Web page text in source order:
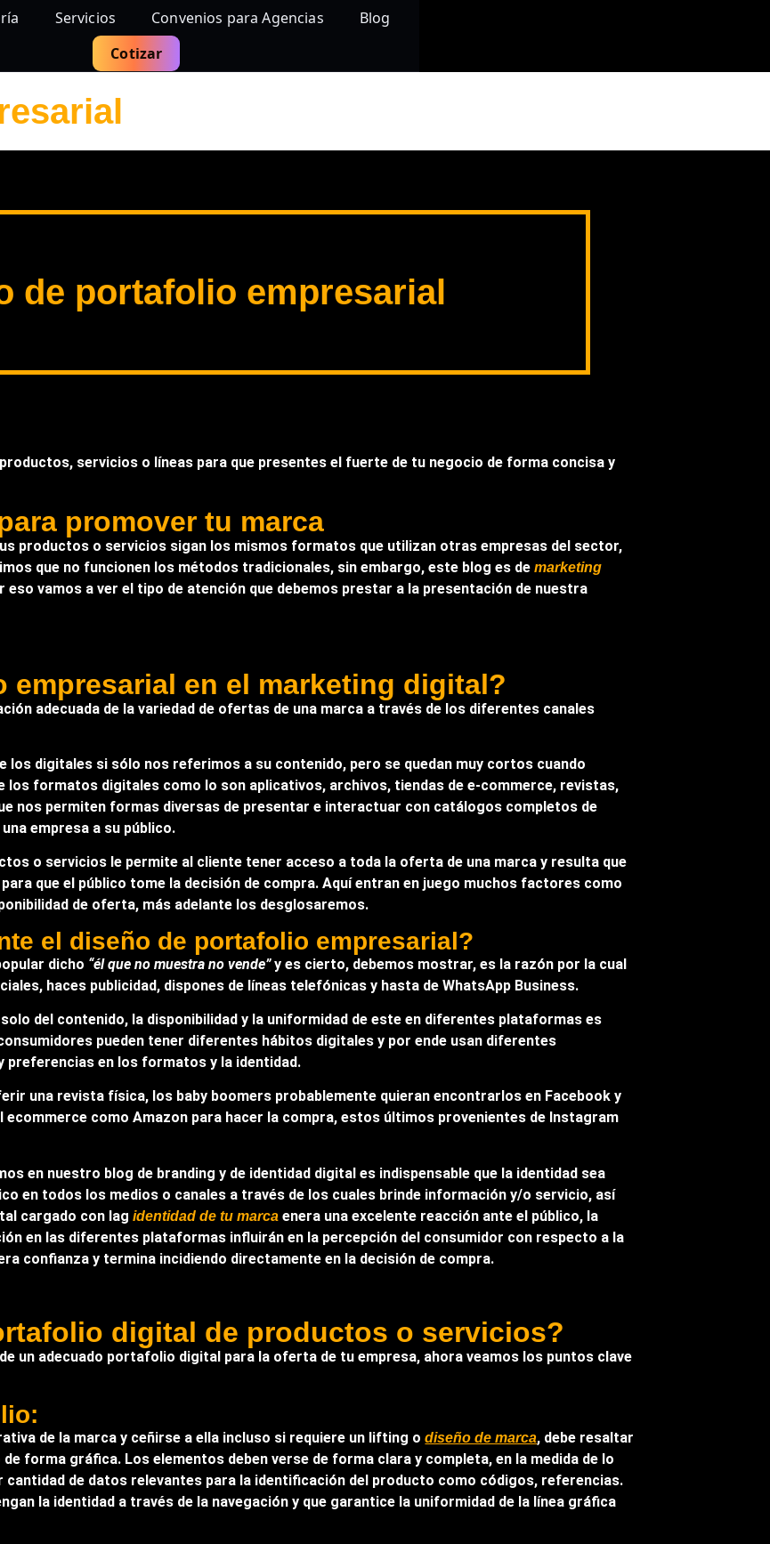
Servicios Convenios para Agencias
Blog
Cotizar
de portafolio empresarial
servicios o líneas para que presentes el fuerte de tu negocio de forma concisa y
promover tu marca
productos o servicios sigan los mismos formatos que utilizan otras empresas del sector,
que no funcionen los métodos tradicionales, sin embargo, este blog es demarketing
vamos a ver el tipo de atención que debemos prestar a la presentación de nuestra
empresarial en el marketing digital?
adecuada de la variedad de ofertas de una marca a través de los diferentes canales
digitales si sólo nos referimos a su contenido, pero se quedan muy cortos cuando
los formatos digitales como lo son aplicativos, archivos, tiendas de e-commerce, revistas,
nos permiten formas diversas de presentar e interactuar con catálogos completos de
empresa a su público.
o servicios le permite al cliente tener acceso a toda la oferta de una marca y resulta que
que el público tome la decisión de compra. Aquí entran en juego muchos factores como
de oferta, más adelante los desglosaremos.
el diseño de portafolio empresarial?
dicho “él que no muestra no vende”y es cierto, debemos mostrar, es la razón por la cual
haces publicidad, dispones de líneas telefónicas y hasta de WhatsApp Business.
del contenido, la disponibilidad y la uniformidad de este en diferentes plataformas es
pueden tener diferentes hábitos digitales y por ende usan diferentes
en los formatos y la identidad.
una revista física, los baby boomers probablemente quieran encontrarlos en Facebook y
ecommerce como Amazon para hacer la compra, estos últimos provenientes de Instagram
en nuestro blog de branding y de identidad digital es indispensable que la identidad sea
en todos los medios o canales a través de los cuales brinde información y/o servicio, así
cargado con lag identidad de tu marcaenera una excelente reacción ante el público, la
en las diferentes plataformas influirán en la percepción del consumidor con respecto a la
confianza y termina incidiendo directamente en la decisión de compra.
digital de productos o servicios?
un adecuado portafolio digital para la oferta de tu empresa, ahora veamos los puntos clave
de la marca y ceñirse a ella incluso si requiere un lifting odiseño de marca, debe resaltar
forma gráfica. Los elementos deben verse de forma clara y completa, en la medida de lo
cantidad de datos relevantes para la identificación del producto como códigos, referencias.
la identidad a través de la navegación y que garantice la uniformidad de la línea gráfica